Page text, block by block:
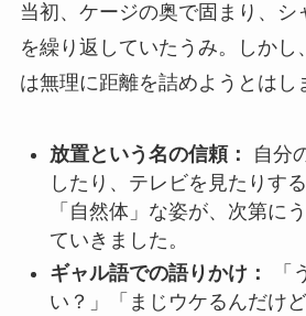
当初、ケージの奥で固まり、シ
を繰り返していたうみ。しかし
は無理に距離を詰めようとはし
放置という名の信頼：
自分
したり、テレビを見たりす
「自然体」な姿が、次第に
ていきました。
ギャル語での語りかけ：
「
い？」「まじウケるんだけ